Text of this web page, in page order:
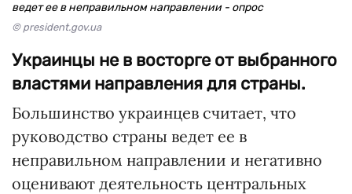
ведет ее в неправильном направлении - опрос
© president.gov.ua
Украинцы не в восторге от выбранного
властями направления для страны.
Большинство украинцев считает, что
руководство страны ведет ее в
неправильном направлении и негативно
оценивают деятельность центральных